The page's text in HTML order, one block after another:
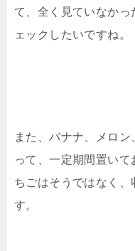
て、全く見ていなか
ェックしたいですね。
また、バナナ、メロ
って、一定期間置い
ちごはそうではなく、
す。